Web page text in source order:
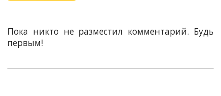
Пока никто не разместил комментарий. Будь
первым!